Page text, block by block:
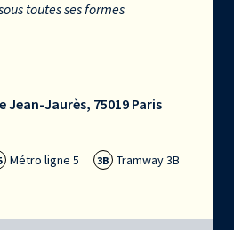
toutes ses formes
Jean-Jaurès, 75019 Paris
Métro ligne 5 3B Tramway 3B